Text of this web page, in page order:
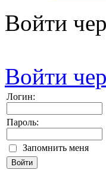
Войти
Войти
Логин:
Пароль:
Запомнить меня